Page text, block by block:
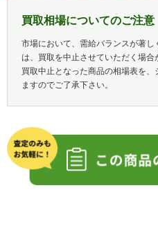
買取相場についてのご注意
市場において、需給バランスが著
は、買取を中止させていただく場合
買取中止となった商品の相場表を
ますのでご了承下さい。